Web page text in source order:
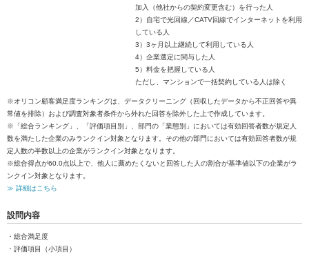
加入（他社からの契約変更含む）を行った人
2）自宅で光回線／CATV回線でインターネットを利用
している人
3）3ヶ月以上継続して利用している人
4）企業選定に関与した人
5）料金を把握している人
ただし、マンションで一括契約している人は除く
※オリコン顧客満足度ランキングは、データクリーニング（回収したデータから不正回答や異
常値を排除）および調査対象者条件から外れた回答を除外した上で作成しています。
※「総合ランキング」、「評価項目別」、部門の「業態別」においては有効回答者数が規定人
数を満たした企業のみランクイン対象となります。その他の部門においては有効回答者数が規
定人数の半数以上の企業がランクイン対象となります。
※総合得点が60.0点以上で、他人に薦めたくないと回答した人の割合が基準値以下の企業がラ
ンクイン対象となります。
≫ 詳細はこちら
設問内容
・総合満足度
・評価項目（小項目）